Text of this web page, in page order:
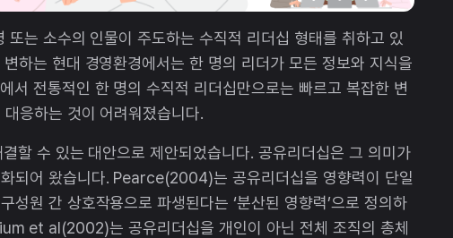
또는 소수의 인물이 주도하는 수직적 리더십 형태를 취하고 있
하는 현대 경영환경에서는 한 명의 리더가 모든 정보와 지식을
서 전통적인 한 명의 수직적 리더십만으로는 빠르고 복잡한 변
응하는 것이 어려워졌습니다.
할 수 있는 대안으로 제안되었습니다. 공유리더십은 그 의미가
되어 왔습니다. Pearce(2004)는 공유리더십을 영향력이 단일
성원 간 상호작용으로 파생된다는 ‘분산된 영향력’으로 정의하
et al(2002)는 공유리더십을 개인이 아닌 전체 조직의 총체